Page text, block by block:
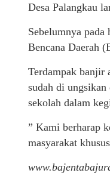
Desa Palangkau
Sebelumnya
Bencana Daerah
Terdampak banjir
sudah di
sekolah dalam
” Kami berharap
masyarakat